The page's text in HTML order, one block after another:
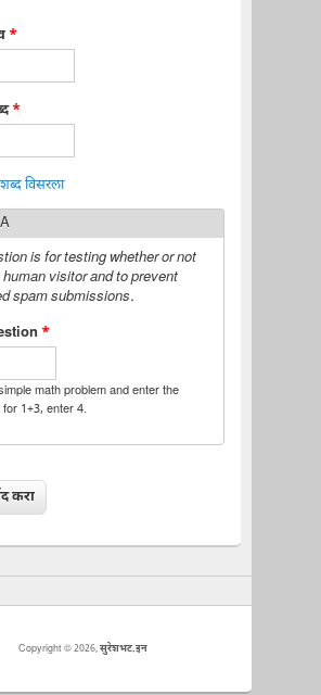
*
*
विसरला
is for testing whether or not
human visitor and to prevent
spam submissions.
*
math problem and enter the
1+3, enter 4.
Copyright © 2026,सुरेशभट.इन